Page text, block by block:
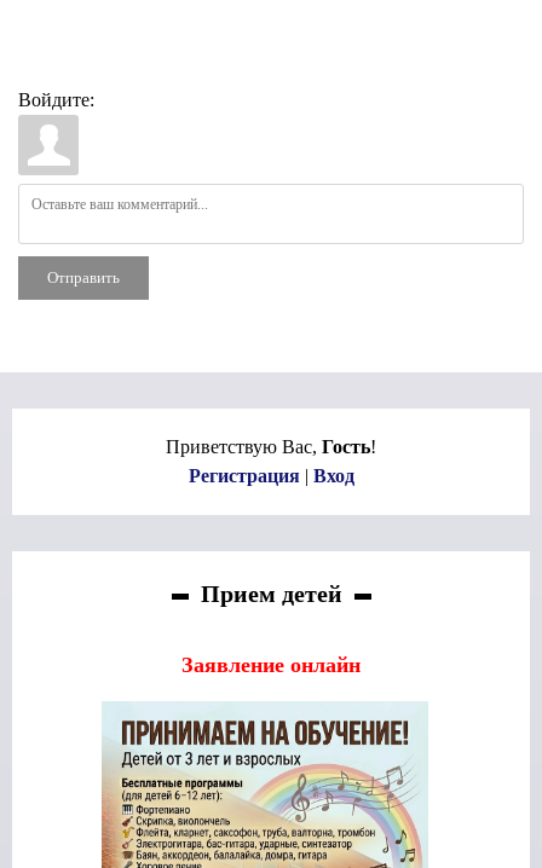
Войдите:
Отправить
Приветствую Вас, Гость!
Регистрация| Вход
Прием детей
Заявление онлайн